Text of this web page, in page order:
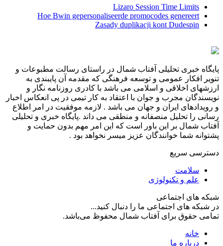
Lizaro Session Time Limits
Hoe Bwin gepersonaliseerde promocodes genereert
Zasady duplikacji kont Dudespin
پایگاه خبری تحلیلی آفتاب شمال در راستای رسالت مطبوعات و
تنویر افکار عمومی و توسعه فرهنگی که مقدمه آن پایبندی به
ارزشهای اخلاقی و اسلامی می باشد با کادری روزنامه نگار و
نویسندگان مجرب و جوان با اعتقاد به کار تیمی در پی انعکاس اخبار
و رویدادهای ایران و جهان می باشد . لازمه موفقیت در امر اطلاع
رسانی را تحلیل منصفانه و منطقی می داند .پایگاه خبری و تحلیلی
آفتاب شمال بر این باور است که این امر مهم بدون حمایت و
پشتوانه شما خوانندگان عزیز میسر نخواهد بود .
دسترسی سریع
سلامت
علم و تکنولوژی
شبکه های اجتماعی
در شبکه های اجتماعی ما را دنبال کنید...
تمامی حقوق برای آفتاب شمال محفوظ می‌باشد.
خانه
درباره ما